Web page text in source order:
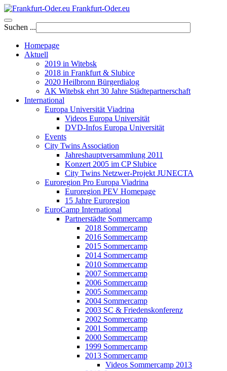
Frankfurt-Oder.eu
Suchen ...
Homepage
Aktuell
2019 in Witebsk
2018 in Frankfurt & Slubice
2020 Heilbronn Bürgerdialog
AK Witebsk ehrt 30 Jahre Städtepartnerschaft
International
Europa Universität Viadrina
Videos Europa Universität
DVD-Infos Europa Universität
Events
City Twins Association
Jahreshauptversammlung 2011
Konzert 2005 im CP Slubice
City Twins Netzwer-Projekt JUNECTA
Euroregion Pro Europa Viadrina
Euroregion PEV Homepage
15 Jahre Euroregion
EuroCamp International
Partnerstädte Sommercamp
2018 Sommercamp
2016 Sommercamp
2015 Sommercamp
2014 Sommercamp
2010 Sommercamp
2007 Sommercamp
2006 Sommercamp
2005 Sommercamp
2004 Sommercamp
2003 SC & Friedenskonferenz
2002 Sommercamp
2001 Sommercamp
2000 Sommercamp
1999 Sommercamp
2013 Sommercamp
Videos Sommercamp 2013